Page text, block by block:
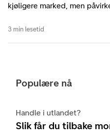
kjøligere marked, men
3 min lesetid
Populære nå
Handle i utlandet?
Slik får du tilbake